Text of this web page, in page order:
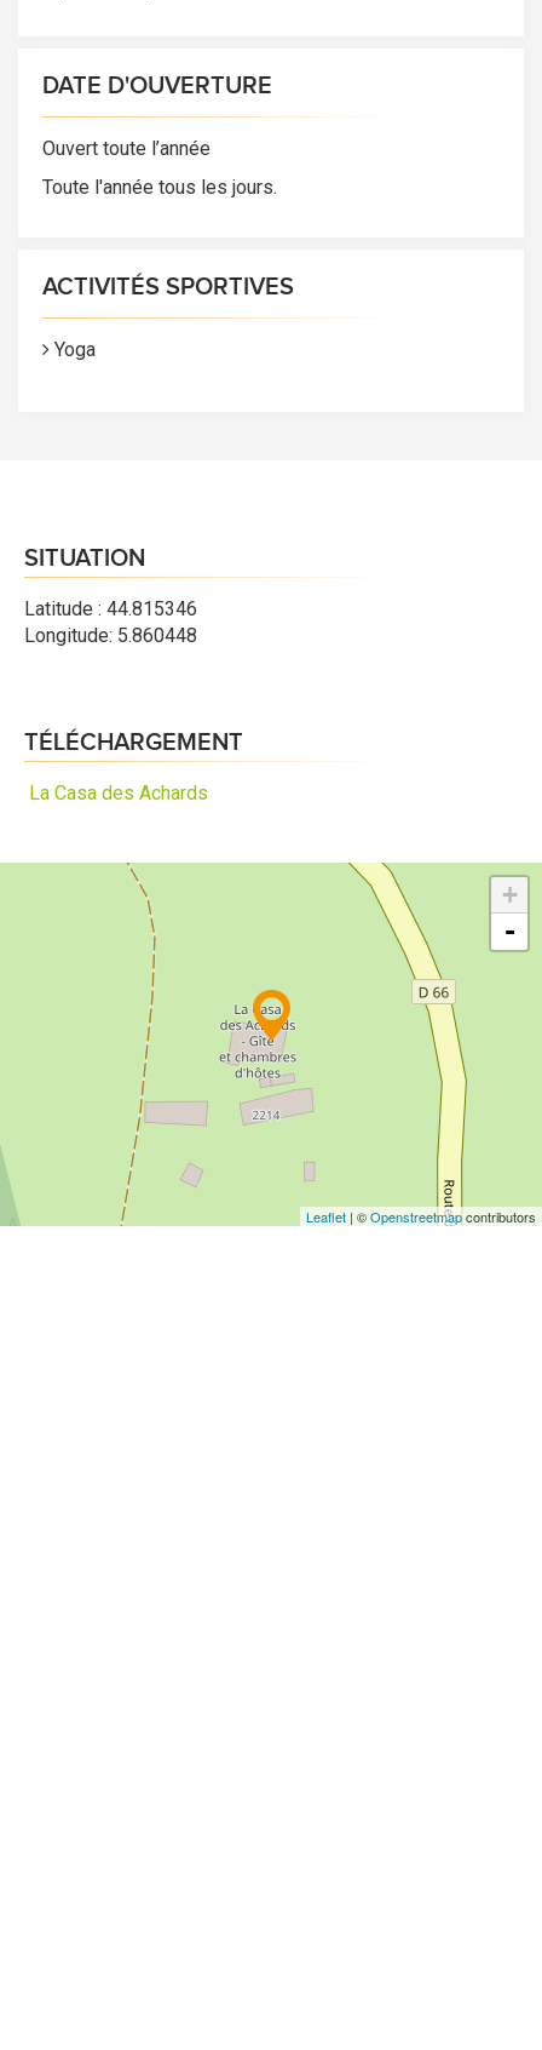
DATE D'OUVERTURE
Ouvert toute l’année
Toute l'année tous les jours.
ACTIVITÉS SPORTIVES
Yoga
SITUATION
Latitude : 44.815346
Longitude: 5.860448
TÉLÉCHARGEMENT
La Casa des Achards
+
-
Leaflet | ©Openstreetmapcontributors